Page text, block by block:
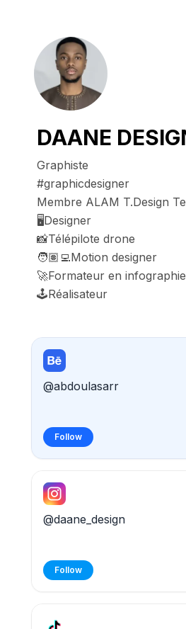
DAANE
Graphiste
#graphicdesigner
Membre ALAM T.Design
🖥️Designer
📸Télépilote drone
🧑🏽‍💻Motion designer
🚀Formateur en infographie
🕹️Réalisateur
@daane_design
Follow
@abdoulasarr
Follow